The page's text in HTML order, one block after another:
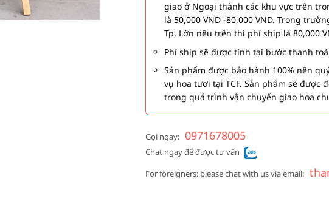
giao ở Ngoại thành các khu vực trên
là 50,000 VND -80,000 VND. Trong
Tp. Lớn nêu trên thì phí ship là 80,000
Phí ship sẽ được tính tại bước thanh
Sản phẩm được bảo hành 100% nên
vụ hoa tươi tại TCF. Sản phẩm sẽ được
trong quá trình vận chuyển giao hoa
Gọi ngay: 0971678005
Chat ngay để được tư vấn
For foreigners: please chat with us via email: